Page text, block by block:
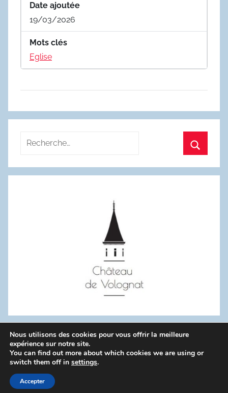
Date ajoutée
19/03/2026
Mots clés
Eglise
Recherche
:
WordPress Theme: Donovan by ThemeZee.
Politique de confidentialité
Nous utilisons des cookies pour vous offrir la meilleure
expérience sur notre site.
You can find out more about which cookies we are using or
switch them off in settings.
Accepter